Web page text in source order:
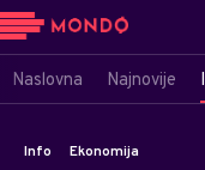
Naslovna Najnovije
Info Ekonomija